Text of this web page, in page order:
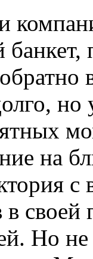
на
своей
Но